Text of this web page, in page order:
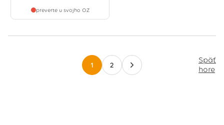
preverte u svojho OZ
1 2
Späť
hore